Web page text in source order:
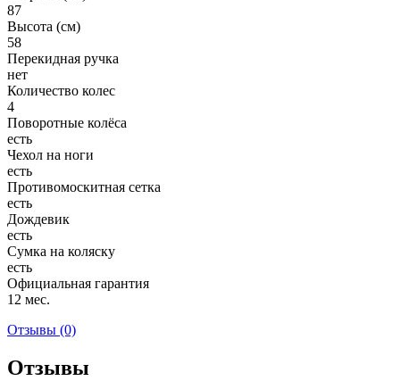
87
Высота (см)
58
Перекидная ручка
нет
Количество колес
4
Поворотные колёса
есть
Чехол на ноги
есть
Противомоскитная сетка
есть
Дождевик
есть
Сумка на коляску
есть
Официальная гарантия
12 мес.
Отзывы (0)
Отзывы